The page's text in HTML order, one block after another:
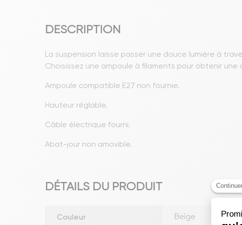
DESCRIPTION
La suspension laisse passer une douce lumière à
Choisissez une ampoule à filaments pour obtenir
Ampoule compatible E27 non fournie.
Hauteur réglable.
Câble électrique fourni.
Abat-jour non amovible.
DÉTAILS DU PRODUIT
Couleur Beige